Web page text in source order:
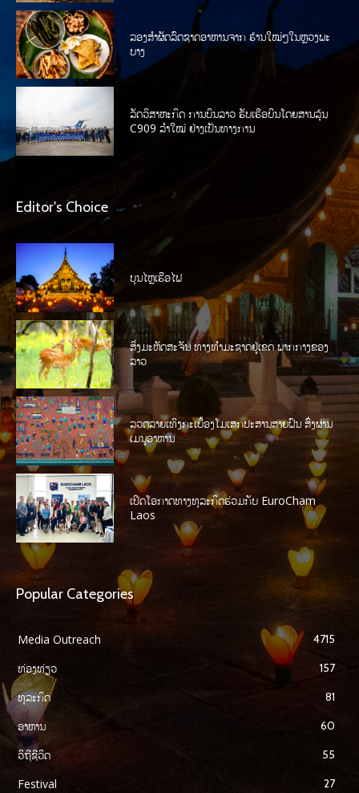
ລອງສໍາຜັດລົດຊາດອາຫານຈາກ ຮ້ານໃໝ່ໆໃນຫຼວງພະ
ບາງ
ລັດວິສາຫະກິດ ການບິນລາວ ຮັບເຮືອບິນໂດຍສານລຸ້ນ
C909 ລໍາໃໝ່ ຢ່າງເປັນທາງການ
Editor's Choice
ບຸນໄຫຼເຮືອໄຟ
ສິ່ງມະຫັດສະຈັນ ທາງທໍາມະຊາດຢູ່ເຂດ ພາກກາງຂອງ
ລາວ
ລວດລາຍເທິງກະເບື້ອງໂມເສກປະສານສາຍຝົນ ສົ່ງຜ່ານ
ເມນູອາຫານ
ເປີດໂອກາດທາງທຸລະກິດຮ່ວມກັບ EuroCham
Laos
Popular Categories
Media Outreach 4715
ທ່ອງທ່ຽວ 157
ທຸລະກິດ 81
ອາຫານ 60
ວິຖີຊີວິດ 55
Festival 27